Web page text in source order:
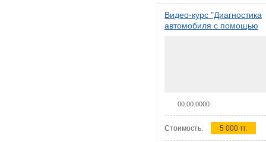
Видео-курс "Диагностика
автомобиля с помощью
00.00.0000
Стоимость: 5 000 тг.